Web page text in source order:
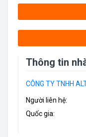
Thông tin
CÔNG TY TNHH
Người liên hệ:
Quốc gia: